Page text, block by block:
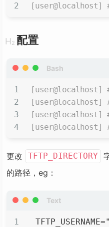
配置
更改 TFTP_DIRECTORY
的路径，eg：